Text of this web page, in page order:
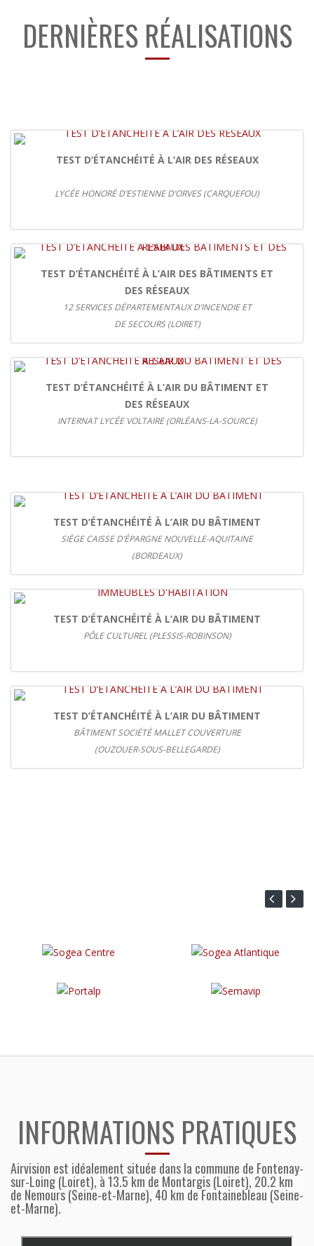
DERNIÈRES RÉALISATIONS
TEST D’ÉTANCHÉITÉ À L’AIR DES RÉSEAUX
LYCÉE HONORÉ D’ESTIENNE D’ORVES (CARQUEFOU)
TEST D’ÉTANCHÉITÉ À L’AIR DES BÂTIMENTS ET
DES RÉSEAUX
12 SERVICES DÉPARTEMENTAUX D’INCENDIE ET
DE SECOURS (LOIRET)
TEST D’ÉTANCHÉITÉ À L’AIR DU BÂTIMENT ET
DES RÉSEAUX
INTERNAT LYCÉE VOLTAIRE (ORLÉANS-LA-SOURCE)
TEST D’ÉTANCHÉITÉ À L’AIR DU BÂTIMENT
SIÈGE CAISSE D’ÉPARGNE NOUVELLE-AQUITAINE
(BORDEAUX)
TEST D’ÉTANCHÉITÉ À L’AIR DU BÂTIMENT
PÔLE CULTUREL (PLESSIS-ROBINSON)
TEST D’ÉTANCHÉITÉ À L’AIR DU BÂTIMENT
BÂTIMENT SOCIÉTÉ MALLET COUVERTURE
(OUZOUER-SOUS-BELLEGARDE)
INFORMATIONS PRATIQUES
Airvision est idéalement située dans la commune de Fontenay-
sur-Loing (Loiret), à 13.5 km de Montargis (Loiret), 20.2 km
de Nemours (Seine-et-Marne), 40 km de Fontainebleau (Seine-
et-Marne).